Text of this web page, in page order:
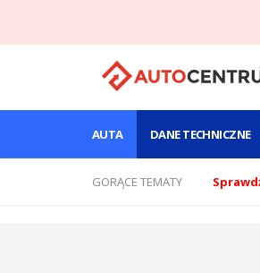
AUTA DANE TECHNICZNE
GORĄCE TEMATY